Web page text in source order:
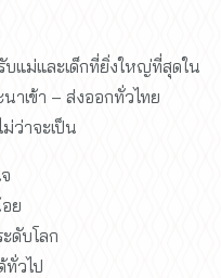
แม่และเด็กที่ยิ่งใหญ่ที่สุดใน
าเข้า – ส่งออกทั่วไทย
ว่าจะเป็น
ย
ดับโลก
วไป